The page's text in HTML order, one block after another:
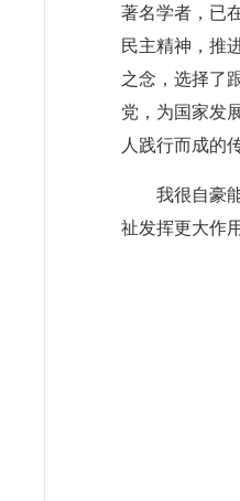
著名学者，已
民主精神，推
之念，选择了
党，为国家发
人践行而成的
我很自豪
祉发挥更大作